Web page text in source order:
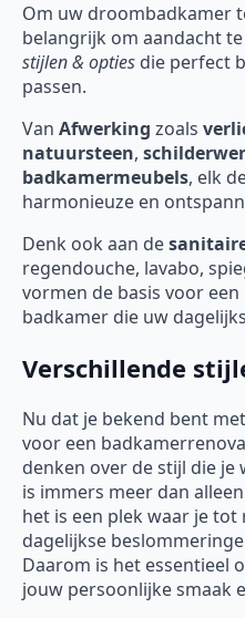
Om uw droombadkamer
belangrijk om aandacht
stijlen & opties die perfect
passen.
Van Afwerking zoals
natuursteen,
badkamermeubels, elk
harmonieuze en
Denk ook aan de
regendouche, lavabo,
vormen de basis voor
badkamer die uw
Verschillende
Nu dat je bekend bent
voor een
denken over de stijl die je
is immers meer dan
het is een plek waar je
dagelijkse
Daarom is het essentieel
jouw persoonlijke smaak